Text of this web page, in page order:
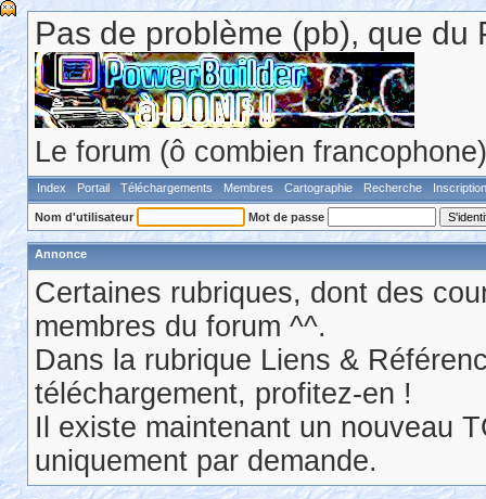
Pas de problème (pb), que du
Le forum (ô combien
Index Portail Téléchargements Membres Cartographie Recherche Inscription
Nom d'utilisateur Mot de passe
Annonce
Certaines rubriques, dont des
membres du forum ^^.
Dans la rubrique Liens &
téléchargement, profitez-en !
Il existe maintenant un nouveau
uniquement par demande.